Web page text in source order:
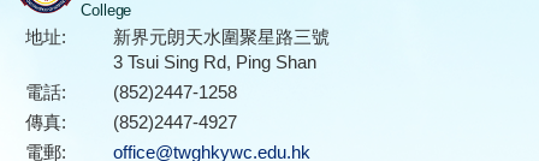
College
地址:
新界元朗天水圍聚星路三號
3 Tsui Sing Rd, Ping Shan
電話:
(852)2447-1258
傳真:
(852)2447-4927
電郵:
office@twghkywc.edu.hk